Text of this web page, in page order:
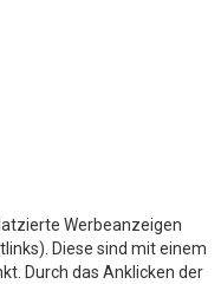
Werbeanzeigen
Diese sind mit einem
Durch das Anklicken der